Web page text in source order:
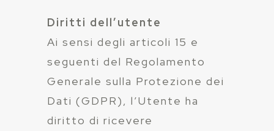
Diritti dell’utente
Ai sensi degli articoli 15 e
seguenti del Regolamento
Generale sulla Protezione dei
Dati (GDPR), l’Utente ha
diritto di ricevere